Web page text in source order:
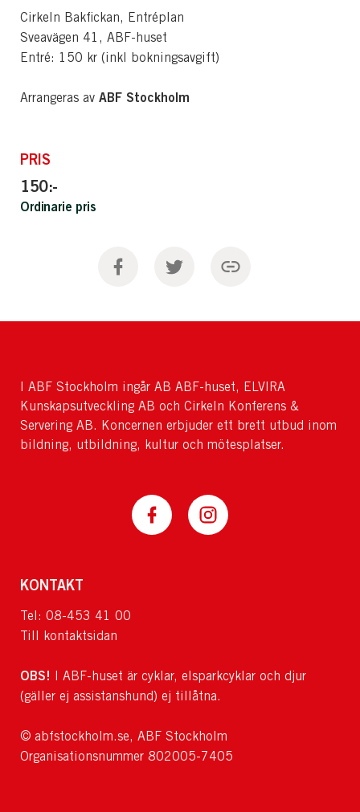
Cirkeln Bakfickan, Entréplan
Sveavägen 41, ABF-huset
Entré: 150 kr (inkl bokningsavgift)
Arrangeras av ABF Stockholm
PRIS
150:-
Ordinarie pris
I ABF Stockholm ingår AB ABF-huset, ELVIRA
Kunskapsutveckling AB och Cirkeln Konferens &
Servering AB. Koncernen erbjuder ett brett utbud inom
bildning, utbildning, kultur och mötesplatser.
KONTAKT
Tel: 08-453 41 00
Till kontaktsidan
OBS!
I ABF-huset är cyklar, elsparkcyklar och djur
(gäller ej assistanshund) ej tillåtna.
© abfstockholm.se, ABF Stockholm
Organisationsnummer 802005-7405